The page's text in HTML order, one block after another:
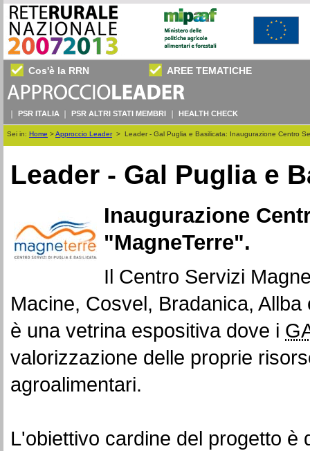
Cos'è la RRN AREE TEMATICHE
PSR ITALIA PSR ALTRI STATI MEMBRI HEALTH CHECK
Sei in: Home >Approccio Leader> Leader - Gal Puglia e Basilicata: Inaugurazione Centro
Leader - Gal Puglia e
Inaugurazione
"MagneTerre".
Il Centro Servizi
Macine, Cosvel, Bradanica,
è una vetrina espositiva dove i
valorizzazione delle proprie
agroalimentari.
L'obiettivo cardine del progetto